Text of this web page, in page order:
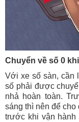
Chuyển về số 0
Với xe số sàn, cần
số phải được
nhả hoàn toàn.
sáng thì nên để
trước khi vận hành